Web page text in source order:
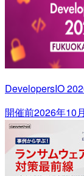
DevelopersIO
開催前2026年10